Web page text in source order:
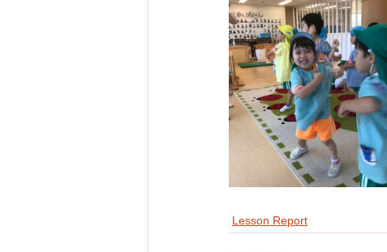
Lesson Report